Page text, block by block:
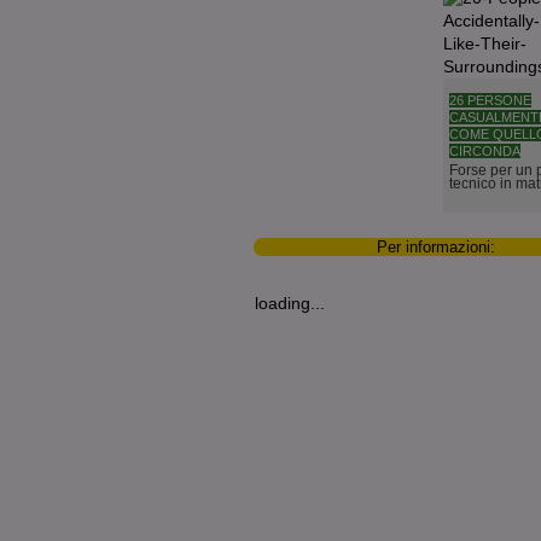
26 PERSONE
COME
CIRCONDA
Forse per un
tecnico in
Per informazioni:
loading...